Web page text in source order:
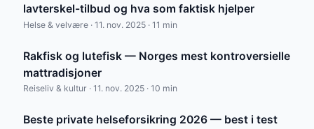
lavterskel-tilbud og hva som faktisk hjelper
Helse & velvære · 11. nov. 2025 · 11 min
Rakfisk og lutefisk — Norges mest kontroversielle
mattradisjoner
Reiseliv & kultur · 11. nov. 2025 · 10 min
Beste private helseforsikring 2026 — best i test